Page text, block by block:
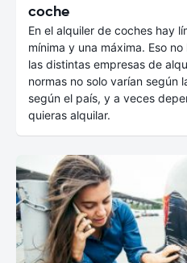
coche
En el alquiler de coches hay
mínima y una máxima. Eso
las distintas empresas de
normas no solo varían según
según el país, y a veces
quieras alquilar.